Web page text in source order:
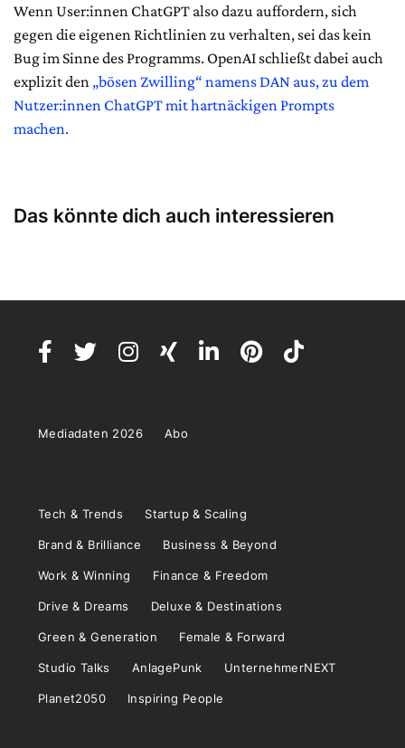
Wenn User:innen ChatGPT also dazu auffordern, sich
gegen die eigenen Richtlinien zu verhalten, sei das kein
Bug im Sinne des Programms. OpenAI schließt dabei auch
explizit den „bösen Zwilling“ namens DAN aus, zu dem
Nutzer:innen ChatGPT mit hartnäckigen Prompts
machen.
Das könnte dich auch interessieren
Mediadaten 2026 Abo
Tech & Trends Startup & Scaling
Brand & Brilliance Business & Beyond
Work & Winning Finance & Freedom
Drive & Dreams Deluxe & Destinations
Green & Generation Female & Forward
Studio Talks AnlagePunk UnternehmerNEXT
Planet2050 Inspiring People